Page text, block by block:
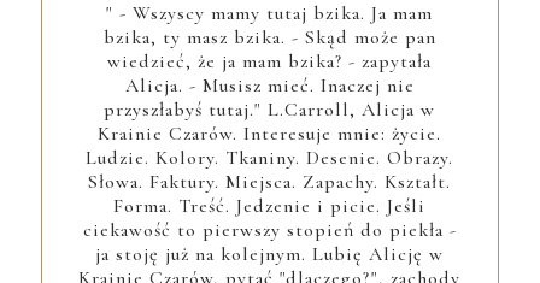
" - Wszyscy mamy tutaj bzika. Ja mam
bzika, ty masz bzika. - Skąd może pan
wiedzieć, że ja mam bzika? - zapytała
Alicja. - Musisz mieć. Inaczej nie
przyszłabyś tutaj." L.Carroll, Alicja w
Krainie Czarów. Interesuje mnie: życie.
Ludzie. Kolory. Tkaniny. Desenie. Obrazy.
Słowa. Faktury. Miejsca. Zapachy. Kształt.
Forma. Treść. Jedzenie i picie. Jeśli
ciekawość to pierwszy stopień do piekła -
ja stoję już na kolejnym. Lubię Alicję w